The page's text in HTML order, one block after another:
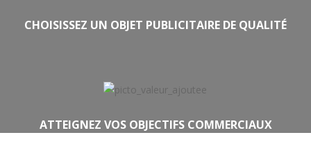
CHOISISSEZ UN OBJET PUBLICITAIRE DE QUALITÉ
ATTEIGNEZ VOS OBJECTIFS COMMERCIAUX